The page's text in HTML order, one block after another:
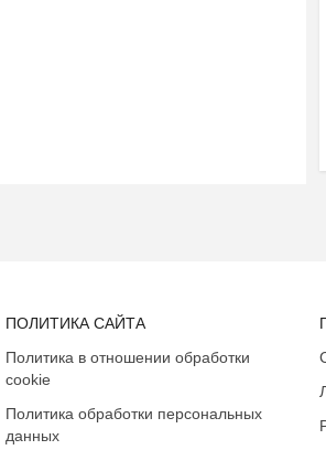
ПОЛИТИКА САЙТА
Политика в отношении обработки
cookie
Политика обработки персональных
данных